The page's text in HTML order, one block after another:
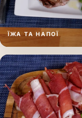
ЇЖА ТА НАПОЇ